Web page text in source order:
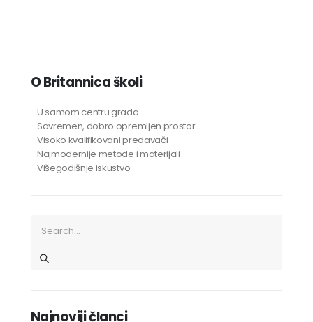
O Britannica školi
- U samom centru grada
- Savremen, dobro opremljen prostor
- Visoko kvalifikovani predavači
- Najmodernije metode i materijali
- Višegodišnje iskustvo
Najnoviji članci